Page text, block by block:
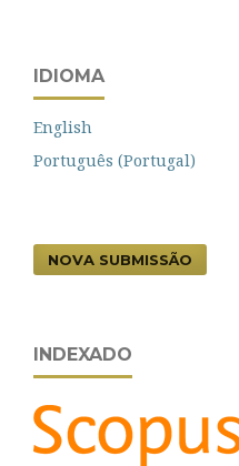
IDIOMA
English
Português (Portugal)
NOVA SUBMISSÃO
INDEXADO